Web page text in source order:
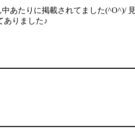
あたりに掲載されてました(^O^)/
ありました♪